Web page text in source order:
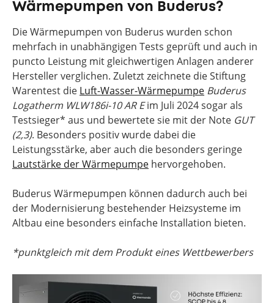
Wärmepumpen von Buderus?
Die Wärmepumpen von Buderus wurden schon
mehrfach in unabhängigen Tests geprüft und auch in
puncto Leistung mit gleichwertigen Anlagen anderer
Hersteller verglichen. Zuletzt zeichnete die Stiftung
Warentest die Luft-Wasser-Wärmepumpe Buderus
Logatherm WLW186i-10 AR Eim Juli 2024 sogar als
Testsieger* aus und bewertete sie mit der Note GUT
(2,3). Besonders positiv wurde dabei die
Leistungsstärke, aber auch die besonders geringe
Lautstärke der Wärmepumpe hervorgehoben.
Buderus Wärmepumpen können dadurch auch bei
der Modernisierung bestehender Heizsysteme im
Altbau eine besonders einfache Installation bieten.
*punktgleich mit dem Produkt eines Wettbewerbers